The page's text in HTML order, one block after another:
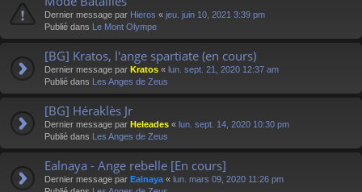
Dernier message par Hieros « jeu. juin 10, 2021 3:39 pm
Publié dans Le Mont Olympe
[BG] Kratos, l'ange spartiate (en cours)
Dernier message par Kratos « lun. sept. 21, 2020 12:37 am
Publié dans Les Anges de Zeus
[BG] Héraklès Jr
Dernier message par Heleades « lun. sept. 14, 2020 10:30 pm
Publié dans Les Anges de Zeus
Ealnaya - Ange rebelle [En cours]
Dernier message par Ealnaya « lun. mars 09, 2020 11:26 pm